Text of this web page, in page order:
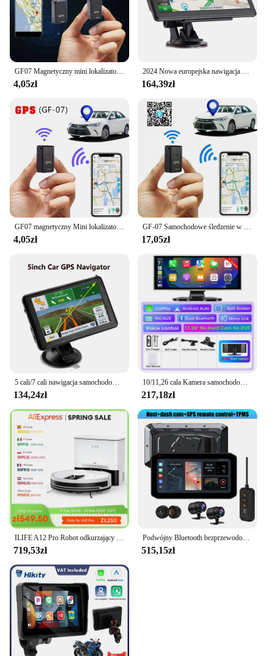
GF07 Magnetyczny mini lokalizator samochodowy GPS Lokalizator śledzenia w czasie rzeczywistym Magnetyczny lokalizator GPS Pojazd w czasie rzeczywistym L ocator Lokalizator zwierząt domowych
4,05zł
2024 Nowa europejska nawigacja samochodowa GPS 7-calowy ekran dotykowy Nawigator GPS Ciężarówka Osłona przeciwsłoneczna Sat Nav 256M + 8G Mapa Nawigatory GPS
164,39zł
GF07 magnetyczny Mini lokalizator samochodowy GPS lokalizator śledzenia w czasie rzeczywistym magnetyczny lokalizator GPS lokalizator pojazdów w czasie rzeczywistym lokalizator zwierząt domowych
4,05zł
GF-07 Samochodowe śledzenie w czasie rzeczywistym Magnetyczny samochodowy lokalizator GPS Zabezpieczenie przed kradzieżą Dzieci GSM GPRS Codzienne wodoodporne urządzenie lokalizujące Części samochodowe
17,05zł
5 cali/7 cali nawigacja samochodowa GPS ekran dotykowy HD nawigacja GPS ciężarówka 3D tryb nawigacji satelitarnej 8G + 256M 2023 europa mapa nawigacja GPS s
134,24zł
10/11,26 cala Kamera samochodowa 4K Bezprzewodowy rejestrator samochodowy Carplay i Android Auto Nawigacja GPS Rejestrator wideo Deska rozdzielcza Podwójny obiektyw Wifi FM AUX
217,18zł
719,53zł
Podwójny Bluetooth bezprzewodowy CarPlay Android automatyczny ekran dotykowy do nawigacji motocykla GPS z przodu tylny obiektyw rejestrator jazdy
515,15zł